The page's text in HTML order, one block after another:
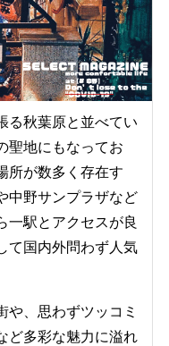
る秋葉原と並べてい
聖地にもなってお
所が数多く存在す
中野サンプラザなど
一駅とアクセスが良
て国内外問わず人気
や、思わずツッコミ
ど多彩な魅力に溢れ